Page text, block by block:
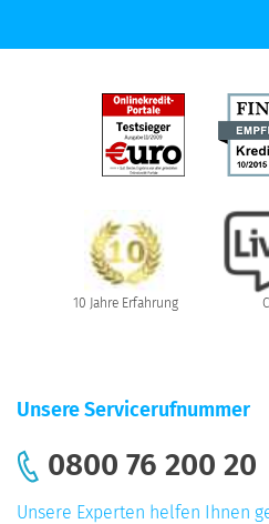
10 Jahre Erfahrung
Unsere Servicerufnummer
0800 76 200 20
Unsere Experten helfen Ihnen